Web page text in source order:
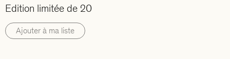
Edition limitée de 20
Ajouter à ma liste